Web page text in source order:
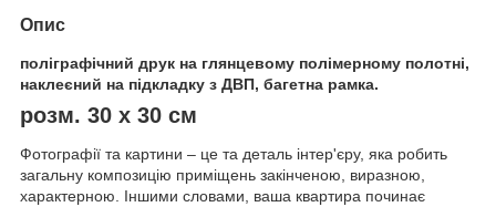
Опис
поліграфічний друк на глянцевому полімерному полотні,
наклеєний на підкладку з ДВП, багетна рамка.
розм. 30 х 30 см
Фотографії та картини – це та деталь інтер'єру, яка робить
загальну композицію приміщень закінченою, виразною,
характерною. Іншими словами, ваша квартира починає